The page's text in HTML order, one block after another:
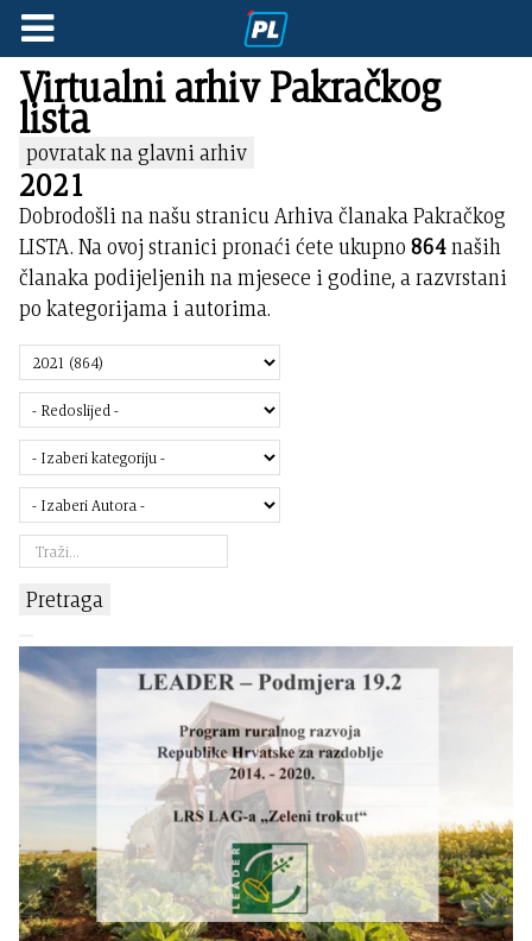
Virtualni arhiv Pakračkog
lista
povratak na glavni arhiv
2021
Dobrodošli na našu stranicu Arhiva članaka Pakračkog
LISTA. Na ovoj stranici pronaći ćete ukupno864naših
članaka podijeljenih na mjesece i godine, a razvrstani
po kategorijama i autorima.
Pretraga